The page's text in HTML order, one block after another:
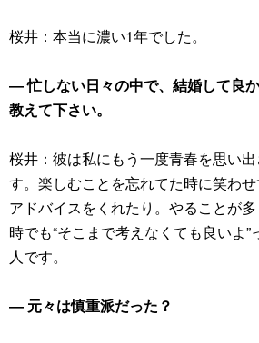
桜井：本当に濃い1年でした。
― 忙しない日々の中で、結婚して良
教えて下さい。
桜井：彼は私にもう一度青春を思い
す。楽しむことを忘れてた時に笑わ
アドバイスをくれたり。やることが
時でも“そこまで考えなくても良いよ
人です。
― 元々は慎重派だった？